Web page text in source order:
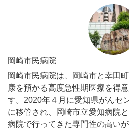
岡崎市民病院
岡崎市民病院は、岡崎市と幸田
康を預かる高度急性期医療を得
す。2020年４月に愛知県がんセ
に移管され、岡崎市立愛知病院
病院で行ってきた専門性の高い